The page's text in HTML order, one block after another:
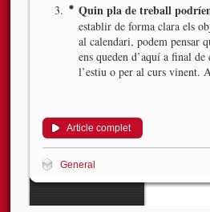
Quin pla de treball
establir de forma clara els
al calendari, podem pensar
ens queden d’aquí a final
l’estiu o per al curs vinent.
Article complet
General